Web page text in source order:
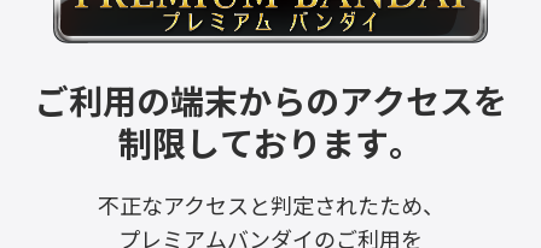
ご利用の端末からのアクセスを
制限しております。
不正なアクセスと判定されたため、
プレミアムバンダイのご利用を